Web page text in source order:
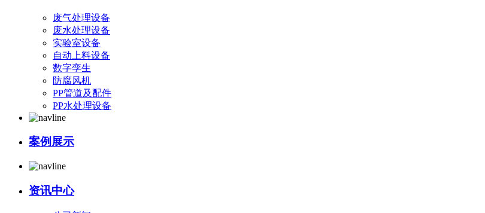
废气处理设备
废水处理设备
实验室设备
自动上料设备
数字孪生
防腐风机
PP管道及配件
PP水处理设备
案例展示
资讯中心